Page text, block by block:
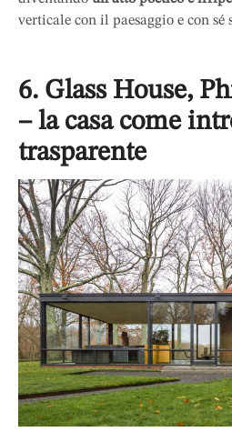
verticale con il paesaggio e con sé
6. Glass House,
– la casa come
trasparente